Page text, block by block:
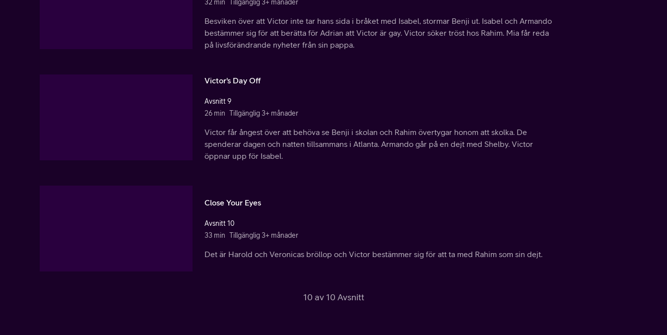
32 min Tillgänglig 3+ månader
Besviken över att Victor inte tar hans sida i bråket med Isabel, stormar Benji ut. Isabel och Armando
bestämmer sig för att berätta för Adrian att Victor är gay. Victor söker tröst hos Rahim. Mia får reda
på livsförändrande nyheter från sin pappa.
Victor's Day Off
Avsnitt 9
26 min Tillgänglig 3+ månader
Victor får ångest över att behöva se Benji i skolan och Rahim övertygar honom att skolka. De
spenderar dagen och natten tillsammans i Atlanta. Armando går på en dejt med Shelby. Victor
öppnar upp för Isabel.
Close Your Eyes
Avsnitt 10
33 min Tillgänglig 3+ månader
Det är Harold och Veronicas bröllop och Victor bestämmer sig för att ta med Rahim som sin dejt.
10 av 10 Avsnitt